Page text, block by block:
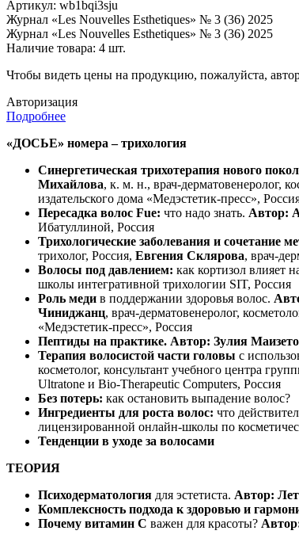
Артикул: wb1bqi3sju
Журнал «Les Nouvelles Esthetiques» № 3 (36) 2025
Журнал «Les Nouvelles Esthetiques» № 3 (36) 2025
Наличие товара: 4 шт.
Чтобы видеть цены на продукцию, пожалуйста,
Авторизация
Подробнее
«ДОСЬЕ» номера – трихология
Синергетическая трихотерапия нового
Михайлова, к. м. н., врач-дерматовенеролог,
издательского дома «Медэстетик-пресс»,
Пересадка волос Fue: что надо знать. Автор:
Ибатуллиной, Россия
Трихологические заболевания и сочетание
трихолог, Россия, Евгения Склярова, врач-
Волосы под давлением: как кортизол влияет
школы интегративной трихологии SIT, Россия
Роль меди в поддержании здоровья волос.
Чиниджанц, врач-дерматовенеролог,
«Медэстетик-пресс», Россия
Пептиды на практике. Автор: Зулия
Терапия волосистой части головы с
косметолог, консультант учебного центра
Ultratone и Bio-Therapeutic Computers, Россия
Без потерь: как остановить выпадение волос?
Ингредиенты для роста волос: что
лицензированной онлайн-школы по
Тенденции в уходе за волосами
ТЕОРИЯ
Психодерматология для эстетиста. Автор:
Комплексность подхода к здоровью и
Почему витамин C важен для красоты?